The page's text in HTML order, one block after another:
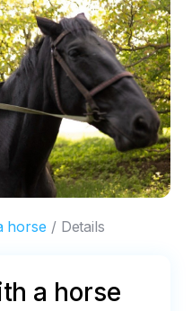
horse Details
a horse